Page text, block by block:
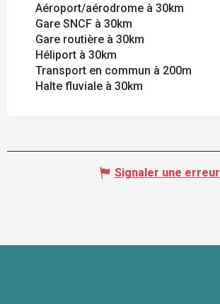
Aéroport/aérodrome à 30km
Gare SNCF à 30km
Gare routière à 30km
Héliport à 30km
Transport en commun à 200m
Halte fluviale à 30km
Signaler une erreur